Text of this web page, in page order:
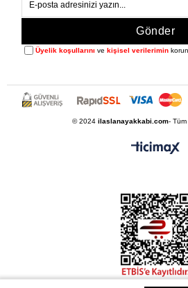
Gönder
Üyelik koşullarını vekişisel verilerimin
© 2024 ilaslanayakkabi.com- Tüm